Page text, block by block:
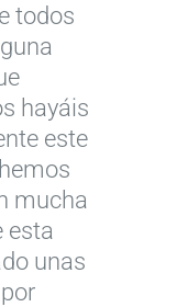
todos
hayáis
este
mucha
esta
unas